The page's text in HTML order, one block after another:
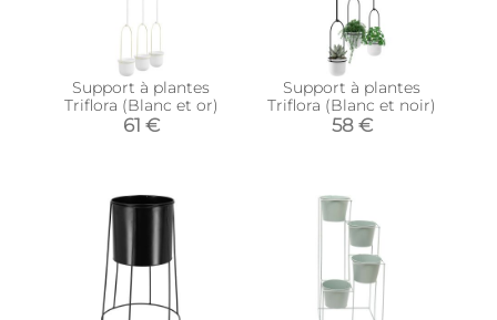
Support à plantes
Triflora (Blanc et or)
61 €
Support à plantes
Triflora (Blanc et noir)
58 €